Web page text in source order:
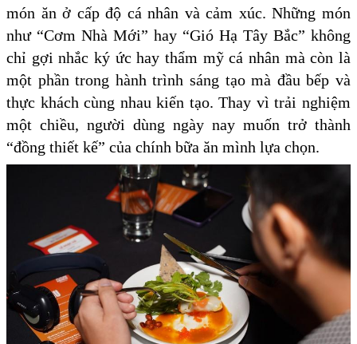
món ăn ở cấp độ cá nhân và cảm xúc. Những món
như “Cơm Nhà Mới” hay “Gió Hạ Tây Bắc” không
chỉ gợi nhắc ký ức hay thẩm mỹ cá nhân mà còn là
một phần trong hành trình sáng tạo mà đầu bếp và
thực khách cùng nhau kiến tạo. Thay vì trải nghiệm
một chiều, người dùng ngày nay muốn trở thành
“đồng thiết kế” của chính bữa ăn mình lựa chọn.